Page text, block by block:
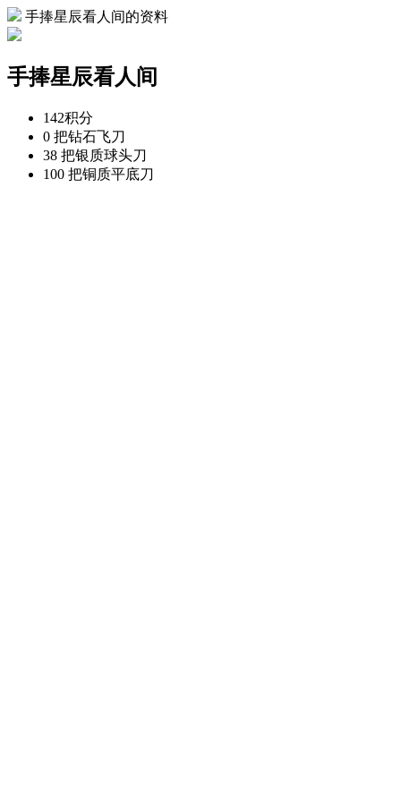
手捧星辰看人间的资料
手捧星辰看人间
142积分
0 把钻石飞刀
38 把银质球头刀
100 把铜质平底刀